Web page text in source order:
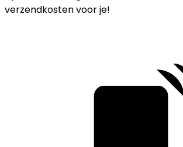
verzendkosten voor je!